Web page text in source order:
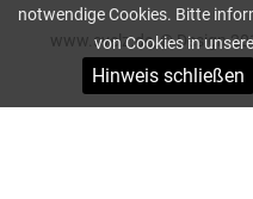
notwendige Cookies. Bitte
von Cookies in
Hinweis schließen
www.svelz.de, © Design